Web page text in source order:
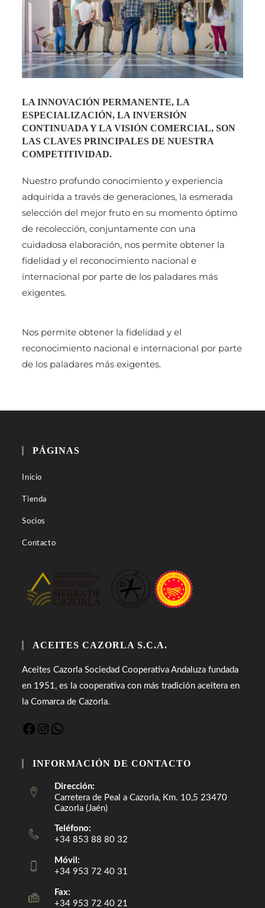
LA INNOVACIÓN PERMANENTE, LA
ESPECIALIZACIÓN, LA INVERSIÓN
CONTINUADA Y LA VISIÓN COMERCIAL, SON
LAS CLAVES PRINCIPALES DE NUESTRA
COMPETITIVIDAD.
Nuestro profundo conocimiento y experiencia
adquirida a través de generaciones, la esmerada
selección del mejor fruto en su momento óptimo
de recolección, conjuntamente con una
cuidadosa elaboración, nos permite obtener la
fidelidad y el reconocimiento nacional e
internacional por parte de los paladares más
exigentes.
Nos permite obtener la fidelidad y el
reconocimiento nacional e internacional por parte
de los paladares más exigentes.
PÁGINAS
Inicio
Tienda
Socios
Contacto
ACEITES CAZORLA S.C.A.
Aceites Cazorla Sociedad Cooperativa Andaluza fundada
en 1951, es la cooperativa con más tradición aceitera en
la Comarca de Cazorla.
INFORMACIÓN DE CONTACTO
Dirección:
Carretera de Peal a Cazorla, Km. 10,5 23470
Cazorla (Jaén)
Teléfono:
+34 853 88 80 32
Móvil:
+34 953 72 40 31
Fax:
+34 953 72 40 21